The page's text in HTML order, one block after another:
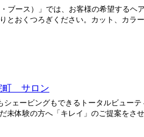
ブース）」では、お客様の希望する
とおくつろぎください。カット、カラ
町 サロン
ェービングもできるトータルビュー
未体験の方へ「キレイ」のご提案をさ